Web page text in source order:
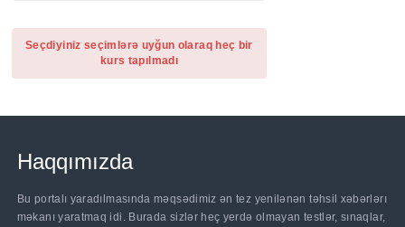
Seçdiyiniz seçimlərə uyğun olaraq heç bir
kurs tapılmadı
Haqqımızda
Bu portalı yaradılmasında məqsədimiz ən tez yenilənən təhsil xəbərlərı
məkanı yaratmaq idi. Burada sizlər heç yerdə olmayan testlər, sınaqlar,